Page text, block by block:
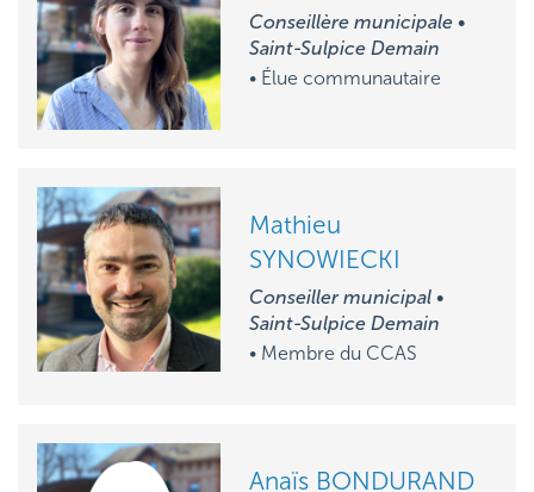
Conseillère municipale •
Saint-Sulpice Demain
• Élue communautaire
Mathieu
SYNOWIECKI
Conseiller municipal •
Saint-Sulpice Demain
• Membre du CCAS
Anaïs BONDURAND